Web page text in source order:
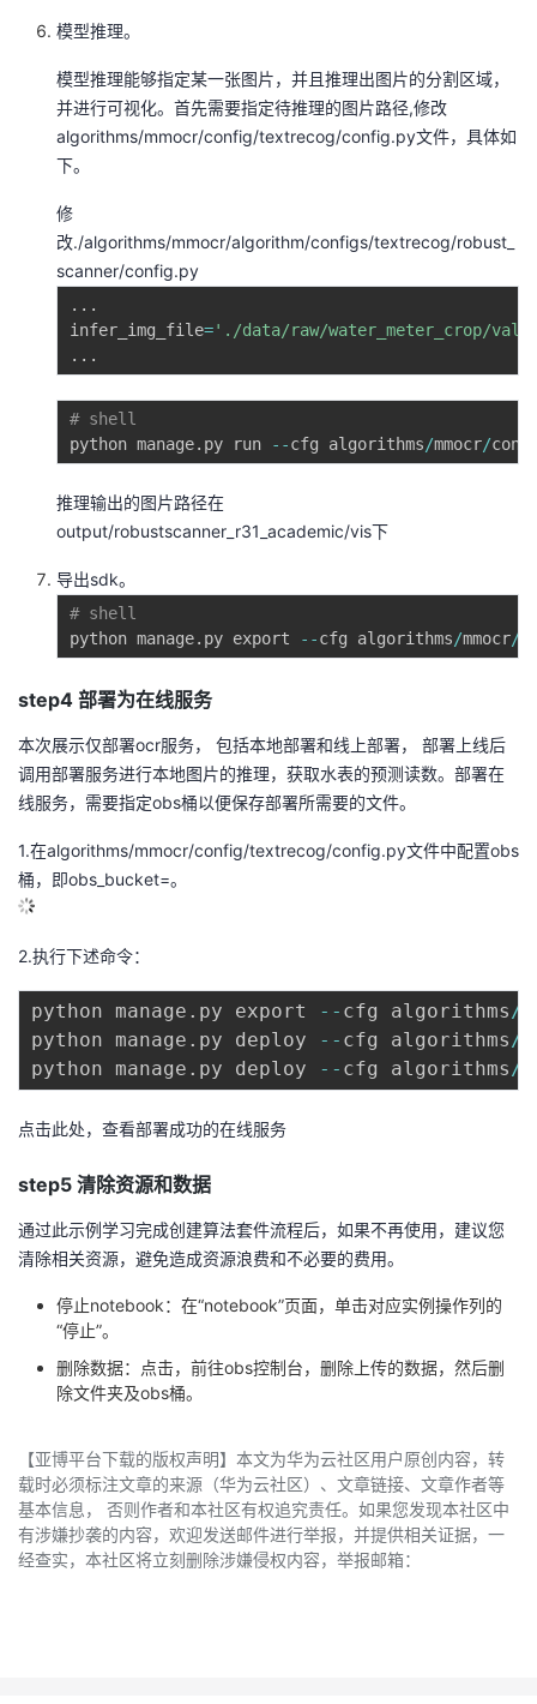
模型推理。
模型推理能够指定某一张图片，并且推理出图片的分割区域，
并进行可视化。首先需要指定待推理的图片路径,修改
algorithms/mmocr/config/textrecog/config.py文件，具体如
下。
修
改./algorithms/mmocr/algorithm/configs/textrecog/robust_
scanner/config.py
. . .
infer_img_file='./data/raw/water_meter_crop/
. . .
# shell
python manage. py run - -cfg algorithms/mmocr/
推理输出的图片路径在
output/robustscanner_r31_academic/vis下
导出sdk。
# shell
python manage. py export - -cfg algorithms/mmocr/
step4 部署为在线服务
本次展示仅部署ocr服务， 包括本地部署和线上部署， 部署上线后
调用部署服务进行本地图片的推理，获取水表的预测读数。部署在
线服务，需要指定obs桶以便保存部署所需要的文件。
1.在algorithms/mmocr/config/textrecog/config.py文件中配置obs
桶，即obs_bucket=。
2.执行下述命令：
python manage . py export - - cfg algorithms/
python manage . py deploy - - cfg algorithms/
python manage . py deploy - - cfg algorithms/
点击此处，查看部署成功的在线服务
step5 清除资源和数据
通过此示例学习完成创建算法套件流程后，如果不再使用，建议您
清除相关资源，避免造成资源浪费和不必要的费用。
停止notebook：在“notebook”页面，单击对应实例操作列的
“停止”。
删除数据：点击，前往obs控制台，删除上传的数据，然后删
除文件夹及obs桶。
【亚博平台下载的版权声明】本文为华为云社区用户原创内容，转
载时必须标注文章的来源（华为云社区）、文章链接、文章作者等
基本信息， 否则作者和本社区有权追究责任。如果您发现本社区中
有涉嫌抄袭的内容，欢迎发送邮件进行举报，并提供相关证据，一
经查实，本社区将立刻删除涉嫌侵权内容，举报邮箱：